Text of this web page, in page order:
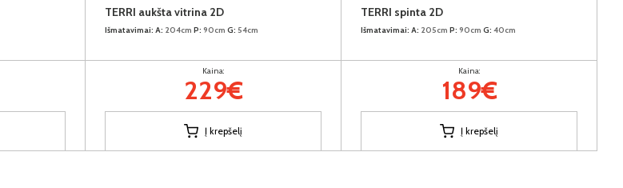
TERRI aukšta vitrina 2D
Išmatavimai: A: 204cm P: 90cm G: 54cm
Kaina:
229€
Į krepšelį
TERRI spinta 2D
Išmatavimai: A: 205cm P: 90cm G: 40cm
Kaina:
189€
Į krepšelį